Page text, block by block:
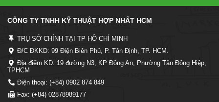
CÔNG TY TNHH KỸ THUẬT HỢP NHẤT HCM
TRỤ SỞ CHÍNH TẠI TP HỒ CHÍ MINH
Đ/C ĐKKD: 99 Điện Biên Phủ, P. Tân Định, TP. HCM.
Địa điểm KD: 19 đường N3, KP Đông An, Phường Tân Đông Hiệp,
TPHCM
Điện thoại: (+84) 0902 874 849
Fax: (+84) 02878989177